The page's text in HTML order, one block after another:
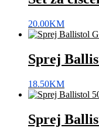
20.00KM
Sprej
18.50KM
Sprej